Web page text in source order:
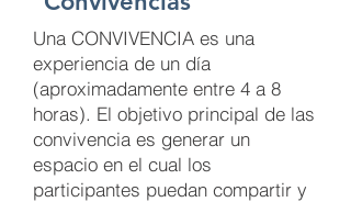
Una CONVIVENCIA es una
experiencia de un día
(aproximadamente entre 4 a 8
horas). El objetivo principal de las
convivencia es generar un
espacio en el cual los
participantes puedan compartir y